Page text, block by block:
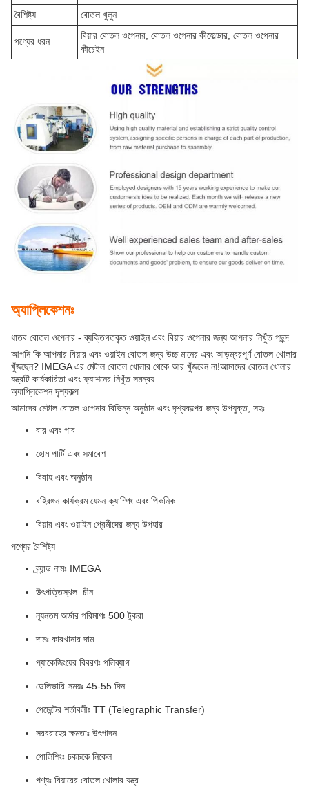
বৈশিষ্ট্য বোতল খুলুন
পণ্যের ধরন
বিয়ার বোতল ওপেনার, বোতল ওপেনার কীহোল্ডার, বোতল ওপেনার
কীচেইন
অ্যাপ্লিকেশনঃ
ধাতব বোতল ওপেনার - ব্যক্তিগতকৃত ওয়াইন এবং বিয়ার ওপেনার জন্য আপনার নিখুঁত পছন্দ
আপনি কি আপনার বিয়ার এবং ওয়াইন বোতল জন্য উচ্চ মানের এবং আড়ম্বরপূর্ণ বোতল খোলার
খুঁজছেন? IMEGA এর মেটাল বোতল খোলার থেকে আর খুঁজবেন না!আমাদের বোতল খোলার
যন্ত্রটি কার্যকারিতা এবং ফ্যাশনের নিখুঁত সমন্বয়.
অ্যাপ্লিকেশন দৃশ্যকল্প
আমাদের মেটাল বোতল ওপেনার বিভিন্ন অনুষ্ঠান এবং দৃশ্যকল্পের জন্য উপযুক্ত, সহঃ
বার এবং পাব
হোম পার্টি এবং সমাবেশ
বিবাহ এবং অনুষ্ঠান
বহিরঙ্গন কার্যক্রম যেমন ক্যাম্পিং এবং পিকনিক
বিয়ার এবং ওয়াইন প্রেমীদের জন্য উপহার
পণ্যের বৈশিষ্ট্য
ব্র্যান্ড নামঃ IMEGA
উৎপত্তিস্থল: চীন
ন্যূনতম অর্ডার পরিমাণঃ 500 টুকরা
দামঃ কারখানার দাম
প্যাকেজিংয়ের বিবরণঃ পলিব্যাগ
ডেলিভারি সময়ঃ 45-55 দিন
পেমেন্টের শর্তাবলীঃ TT (Telegraphic Transfer)
সরবরাহের ক্ষমতাঃ উৎপাদন
পোলিশিংঃ চকচকে নিকেল
পণ্যঃ বিয়ারের বোতল খোলার যন্ত্র